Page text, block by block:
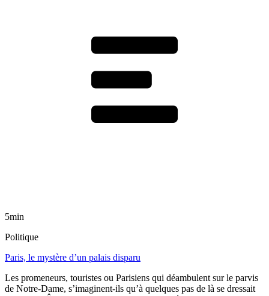
5min
Politique
Paris, le mystère d’un palais disparu
Les promeneurs, touristes ou Parisiens qui déambulent sur le parvis
de Notre-Dame, s’imaginent-ils qu’à quelques pas de là se dressait